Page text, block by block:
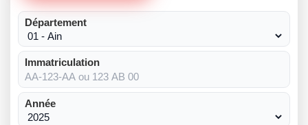
Département
Immatriculation
Année